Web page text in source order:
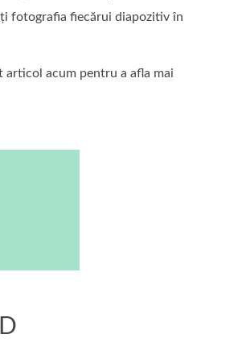
fotografia fiecărui diapozitiv în
acum pentru a afla mai